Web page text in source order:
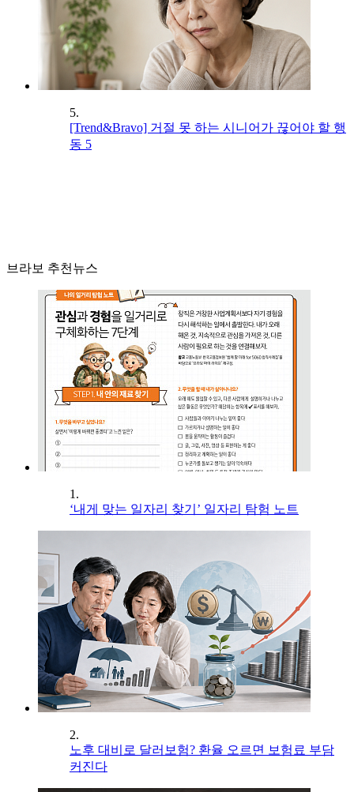
5.
[Trend&Bravo] 거절 못 하는 시니어가 끊어야 할 행
동 5
브라보 추천뉴스
1.
‘내게 맞는 일자리 찾기’ 일자리 탐험 노트
2.
노후 대비로 달러보험? 환율 오르면 보험료 부담
커진다